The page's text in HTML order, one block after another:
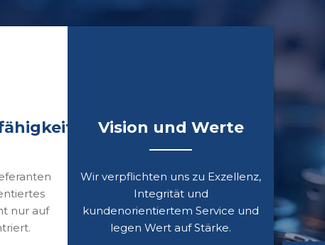
nur auf
Vision und Werte
Wir verpflichten uns zu Exzellenz,
Integrität und
kundenorientiertem Service und
legen Wert auf Stärke.